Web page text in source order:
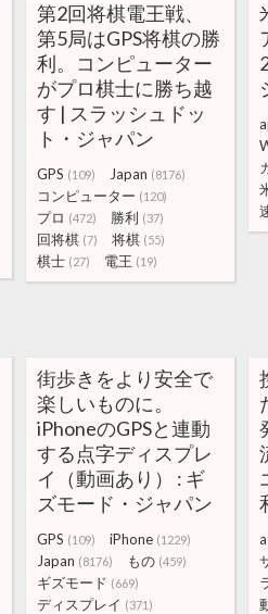
第2回将棋電王戦、
第5局はGPS将棋の勝
利。コンピューター
がプロ棋士に勝ち越
す | スラッシュドッ
ト・ジャパン
GPS (109) Japan (8176)
コンピューター (120)
プロ (472) 勝利 (37)
回将棋 (7) 将棋 (55)
棋士 (27) 電王 (19)
街歩きをより安全で
楽しいものに。
iPhoneのGPSと連動
する点字ディスプレ
イ（動画あり） : ギ
ズモード・ジャパン
GPS (109) iPhone (1229)
Japan (8176) もの (459)
ギズモード (669)
ディスプレイ (371)